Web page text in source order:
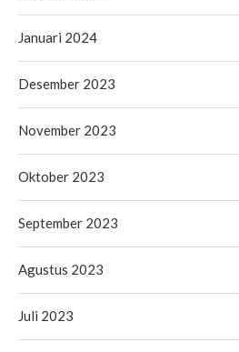
Januari 2024
Desember 2023
November 2023
Oktober 2023
September 2023
Agustus 2023
Juli 2023